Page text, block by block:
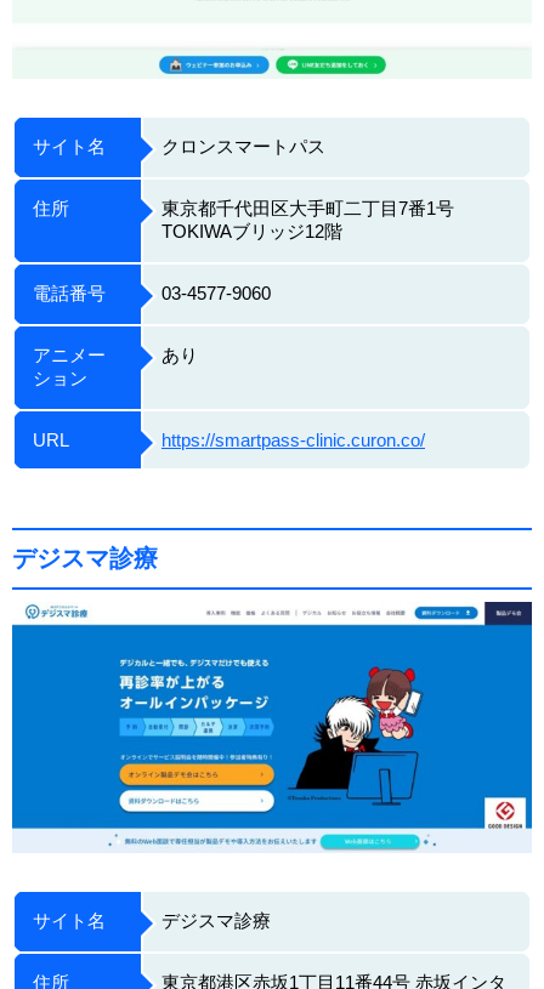
サイト名 クロンスマートパス
住所
東京都千代田区大手町二丁目7番1号
TOKIWAブリッジ12階
電話番号 03-4577-9060
アニメー
ション
あり
URL https://smartpass-clinic.curon.co/
デジスマ診療
サイト名 デジスマ診療
住所 東京都港区赤坂1丁目11番44号 赤坂インタ